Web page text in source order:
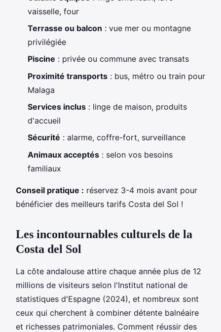
vaisselle, four
Terrasse ou balcon : vue mer ou montagne
privilégiée
Piscine : privée ou commune avec transats
Proximité transports : bus, métro ou train pour
Malaga
Services inclus : linge de maison, produits
d'accueil
Sécurité : alarme, coffre-fort, surveillance
Animaux acceptés : selon vos besoins
familiaux
Conseil pratique : réservez 3-4 mois avant pour
bénéficier des meilleurs tarifs Costa del Sol !
Les incontournables culturels de la
Costa del Sol
La côte andalouse attire chaque année plus de 12
millions de visiteurs selon l'Institut national de
statistiques d'Espagne (2024), et nombreux sont
ceux qui cherchent à combiner détente balnéaire
et richesses patrimoniales. Comment réussir des